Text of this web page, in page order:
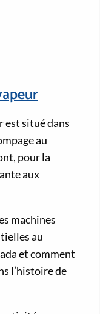
est situé dans
au
pour la
aux
machines
au
et comment
l’histoire de